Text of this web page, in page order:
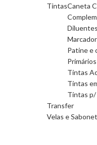
TintasCaneta
Patine e
Primários
Tintas
Tintas
Tintas
Transfer
Velas e